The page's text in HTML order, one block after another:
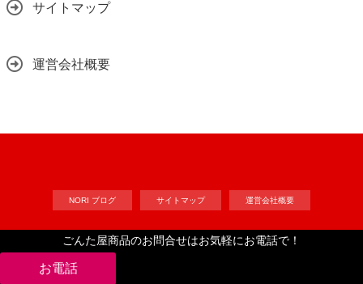
ごんた屋商品のお問合せはお気軽にお電話で！
サイトマップ
運営会社概要
NORI ブログ サイトマップ 運営会社概要
Copyright©